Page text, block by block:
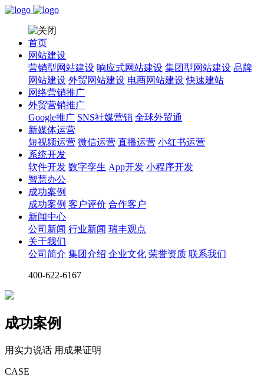
首页
网站建设
营销型网站建设 响应式网站建设 集团型网站建设 品牌
网站建设 外贸网站建设 电商网站建设 快速建站
网络营销推广
外贸营销推广
Google推广 SNS社媒营销 全球外贸通
新媒体运营
短视频运营 微信运营 直播运营 小红书运营
系统开发
软件开发 数字孪生 App开发 小程序开发
智慧办公
成功案例
成功案例 客户评价 合作客户
新闻中心
公司新闻 行业新闻 瑞丰观点
关于我们
公司简介 集团介绍 企业文化 荣誉资质 联系我们
400-622-6167
成功案例
用实力说话 用成果证明
CASE